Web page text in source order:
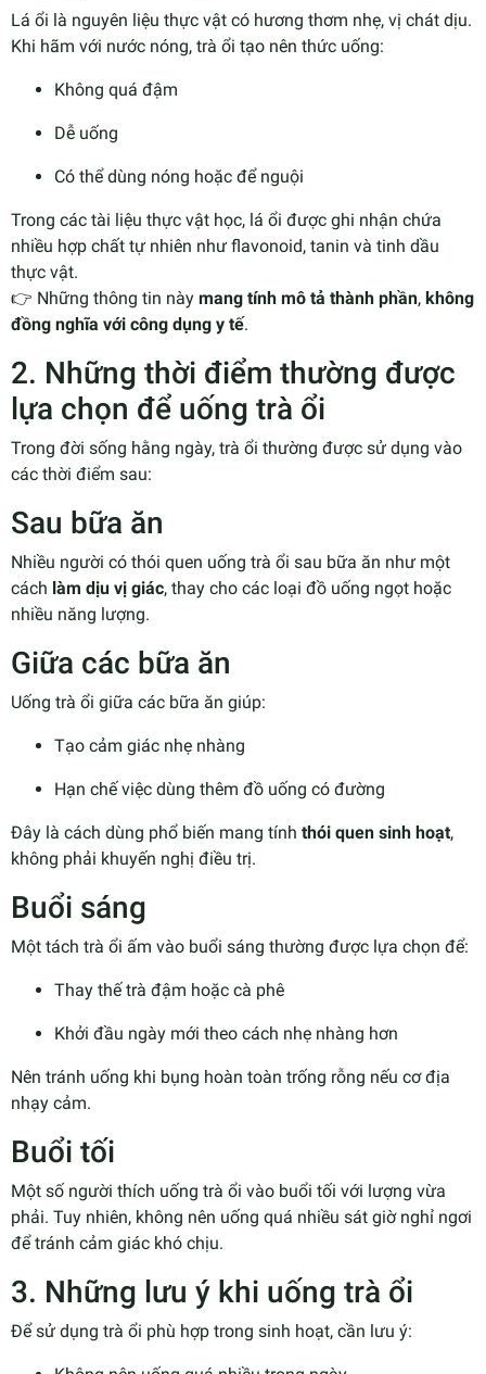
Lá ổi là nguyên liệu thực vật có hương thơm nhẹ, vị chát dịu.
Khi hãm với nước nóng, trà ổi tạo nên thức uống:
Không quá đậm
Dễ uống
Có thể dùng nóng hoặc để nguội
Trong các tài liệu thực vật học, lá ổi được ghi nhận chứa
nhiều hợp chất tự nhiên như flavonoid, tanin và tinh dầu
thực vật.
👉 Những thông tin này mang tính mô tả thành phần, không
đồng nghĩa với công dụng y tế.
2. Những thời điểm thường được
lựa chọn để uống trà ổi
Trong đời sống hằng ngày, trà ổi thường được sử dụng vào
các thời điểm sau:
Sau bữa ăn
Nhiều người có thói quen uống trà ổi sau bữa ăn như một
cách làm dịu vị giác, thay cho các loại đồ uống ngọt hoặc
nhiều năng lượng.
Giữa các bữa ăn
Uống trà ổi giữa các bữa ăn giúp:
Tạo cảm giác nhẹ nhàng
Hạn chế việc dùng thêm đồ uống có đường
Đây là cách dùng phổ biến mang tính thói quen sinh hoạt,
không phải khuyến nghị điều trị.
Buổi sáng
Một tách trà ổi ấm vào buổi sáng thường được lựa chọn để:
Thay thế trà đậm hoặc cà phê
Khởi đầu ngày mới theo cách nhẹ nhàng hơn
Nên tránh uống khi bụng hoàn toàn trống rỗng nếu cơ địa
nhạy cảm.
Buổi tối
Một số người thích uống trà ổi vào buổi tối với lượng vừa
phải. Tuy nhiên, không nên uống quá nhiều sát giờ nghỉ ngơi
để tránh cảm giác khó chịu.
3. Những lưu ý khi uống trà ổi
Để sử dụng trà ổi phù hợp trong sinh hoạt, cần lưu ý: